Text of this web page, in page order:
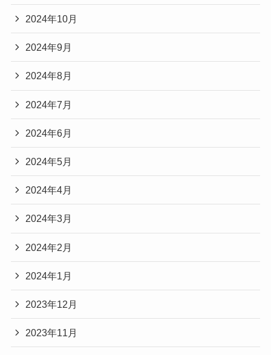
2024年10月
2024年9月
2024年8月
2024年7月
2024年6月
2024年5月
2024年4月
2024年3月
2024年2月
2024年1月
2023年12月
2023年11月